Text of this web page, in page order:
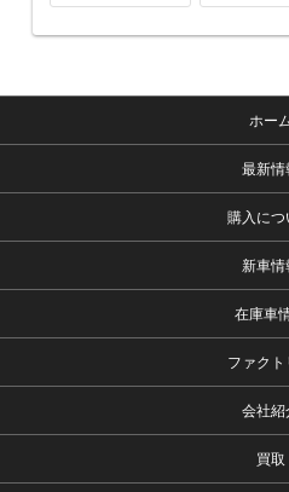
ホー
最新情
購入につ
新車情
在庫車
ファクト
会社紹
買取